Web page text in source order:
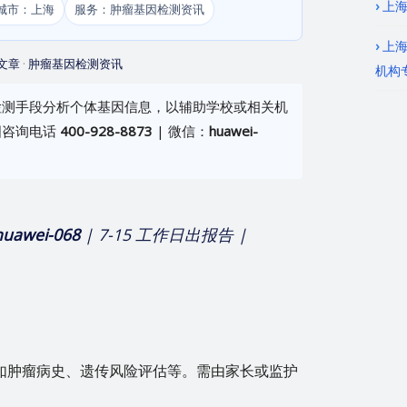
市：上海 服务：肿瘤基因检测资讯
章 · 肿瘤基因检测资讯
手段分析个体基因信息，以辅助学校或相关机
询电话 400-928-8873 | 微信： huawei-
068| 7-15 工作日出报告 |
瘤病史、遗传风险评估等。需由家长或监护
上
上
机构